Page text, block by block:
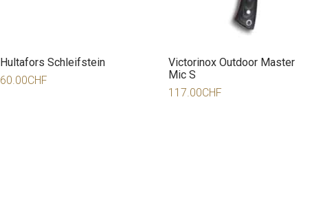
Hultafors Schleifstein
60.00CHF
Victorinox Outdoor Master
Mic S
117.00CHF